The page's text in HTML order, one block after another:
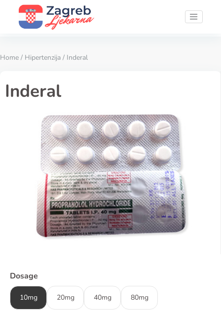
Home / Hipertenzija / Inderal
Inderal
Dosage
10mg 20mg 40mg 80mg